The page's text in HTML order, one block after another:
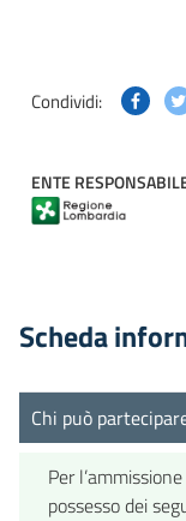
Condividi:
ENTE
Scheda
Chi può
Per
possesso dei